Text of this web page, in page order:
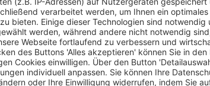
Seite 18
– Regierungsentwurf keine Entlastung